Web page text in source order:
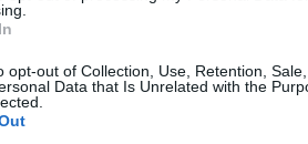
opt-out of Collection, Use, Retention,
Data that Is Unrelated with the
– több mint
hallgató vagyok, egyből húzni